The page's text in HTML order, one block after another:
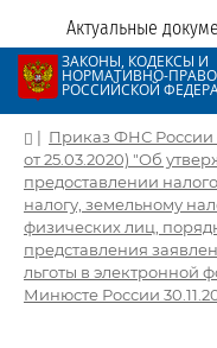
Актуальные
ЗАКОНЫ, КОДЕКСЫ И
НОРМАТИВНО-
РОССИЙСКОЙ
| Приказ ФНС России
от 25.03.2020) "Об
предоставлении
налогу, земельному
физических лиц,
представления
льготы в электронной
Минюсте России